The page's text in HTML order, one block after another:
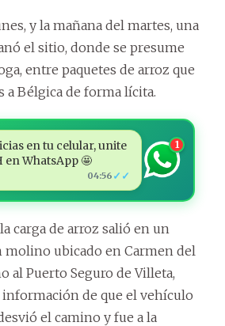
y la mañana del martes, una
el sitio, donde se presume
entre paquetes de arroz que
a Bélgica de forma lícita.
en tu celular, unite
en WhatsApp 🤩
04:56 ✓✓
1
carga de arroz salió en un
ubicado en Carmen del
al Puerto Seguro de Villeta,
información de que el vehículo
el camino y fue a la